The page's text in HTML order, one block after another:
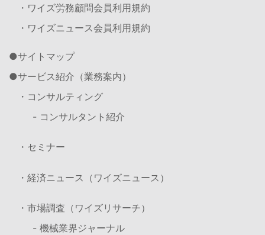
・ワイズ労務顧問会員利用規約
・ワイズニュース会員利用規約
サイトマップ
サービス紹介（業務案内）
・コンサルティング
- コンサルタント紹介
・セミナー
・経済ニュース（ワイズニュース）
・市場調査（ワイズリサーチ）
- 機械業界ジャーナル